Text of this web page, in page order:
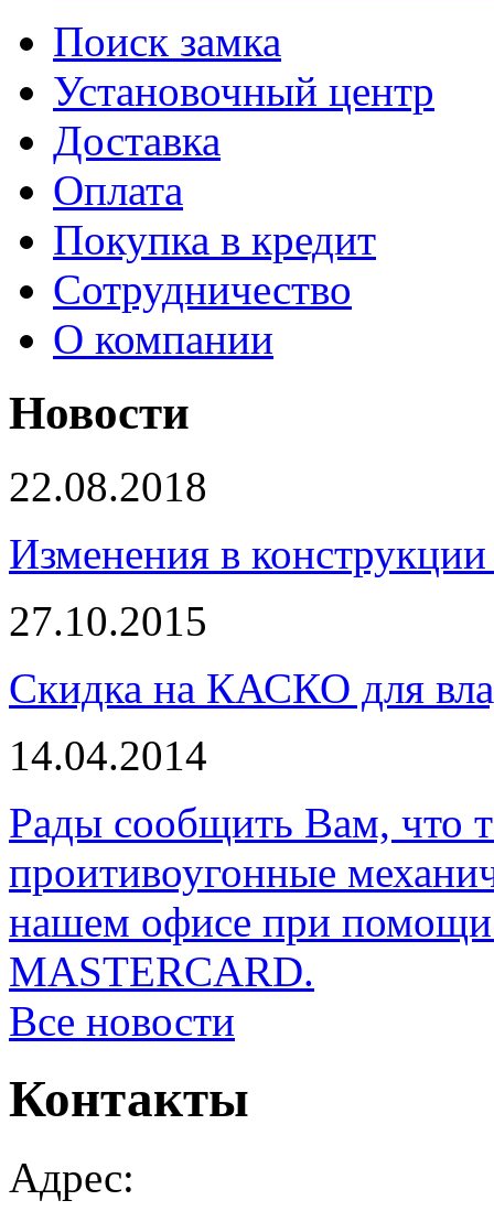
Поиск замка
Установочный центр
Доставка
Оплата
Покупка в кредит
Сотрудничество
О компании
Новости
22.08.2018
Изменения в
27.10.2015
Скидка на КАСКО для
14.04.2014
Рады сообщить Вам, что
проитивоугонные
нашем офисе при помощи
MASTERCARD.
Все новости
Контакты
Адрес: